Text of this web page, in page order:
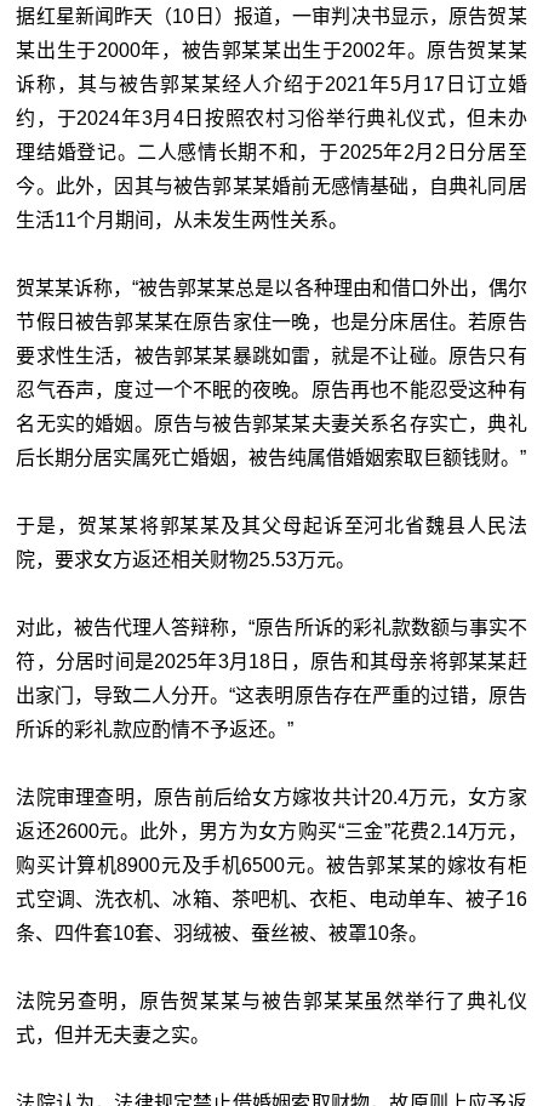
据红星新闻昨天（10日）报道，一审判决书显示，原告贺某
某出生于2000年，被告郭某某出生于2002年。原告贺某某
诉称，其与被告郭某某经人介绍于2021年5月17日订立婚
约，于2024年3月4日按照农村习俗举行典礼仪式，但未办
理结婚登记。二人感情长期不和，于2025年2月2日分居至
今。此外，因其与被告郭某某婚前无感情基础，自典礼同居
生活11个月期间，从未发生两性关系。
贺某某诉称，“被告郭某某总是以各种理由和借口外出，偶尔
节假日被告郭某某在原告家住一晚，也是分床居住。若原告
要求性生活，被告郭某某暴跳如雷，就是不让碰。原告只有
忍气吞声，度过一个不眠的夜晚。原告再也不能忍受这种有
名无实的婚姻。原告与被告郭某某夫妻关系名存实亡，典礼
后长期分居实属死亡婚姻，被告纯属借婚姻索取巨额钱财。”
于是，贺某某将郭某某及其父母起诉至河北省魏县人民法
院，要求女方返还相关财物25.53万元。
对此，被告代理人答辩称，“原告所诉的彩礼款数额与事实不
符，分居时间是2025年3月18日，原告和其母亲将郭某某赶
出家门，导致二人分开。“这表明原告存在严重的过错，原告
所诉的彩礼款应酌情不予返还。”
法院审理查明，原告前后给女方嫁妆共计20.4万元，女方家
返还2600元。此外，男方为女方购买“三金”花费2.14万元，
购买计算机8900元及手机6500元。被告郭某某的嫁妆有柜
式空调、洗衣机、冰箱、茶吧机、衣柜、电动单车、被子16
条、四件套10套、羽绒被、蚕丝被、被罩10条。
法院另查明，原告贺某某与被告郭某某虽然举行了典礼仪
式，但并无夫妻之实。